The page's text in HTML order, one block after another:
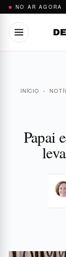
Pular
conteúdo
NO AR AGORA
INÍCIO ›
Papai